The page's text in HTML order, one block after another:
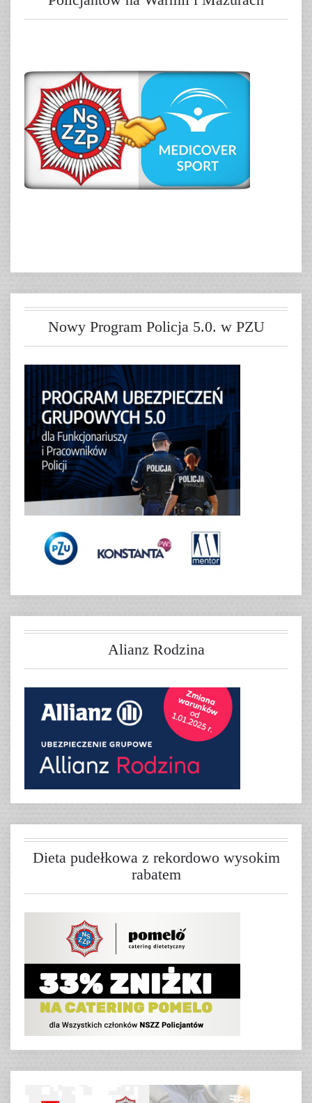
Nowy Program Policja 5.0. w PZU
Alianz Rodzina
Dieta pudełkowa z rekordowo wysokim
rabatem